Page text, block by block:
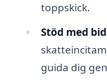
toppskick.
Stöd med
guida dig